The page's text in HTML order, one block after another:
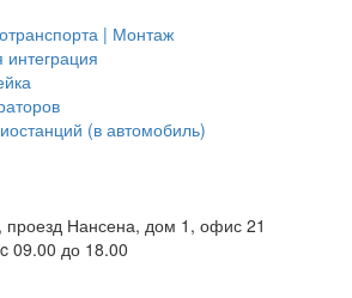
| Монтаж
(в автомобиль)
Нансена, дом 1, офис 21
09.00 до 18.00